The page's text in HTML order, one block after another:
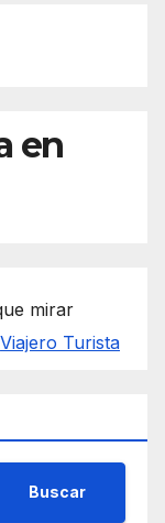
en
mirar
Viajero Turista
Buscar